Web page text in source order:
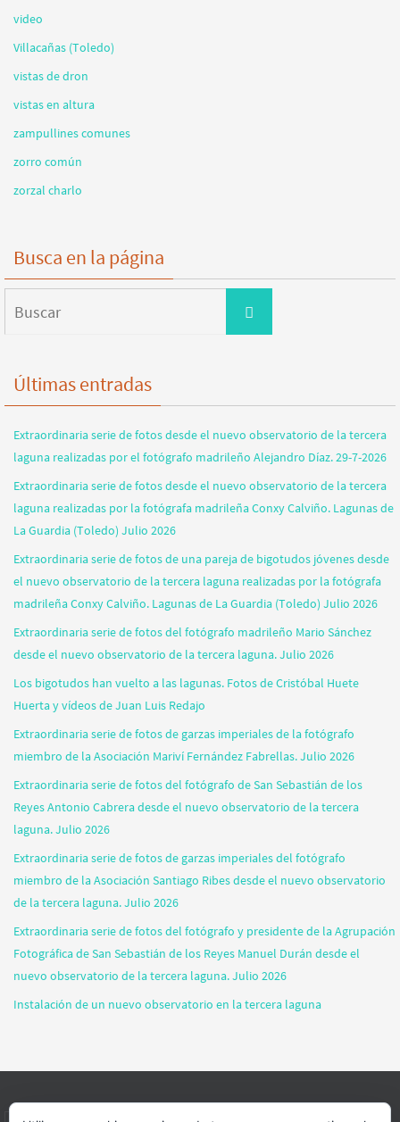
video
Villacañas (Toledo)
vistas de dron
vistas en altura
zampullines comunes
zorro común
zorzal charlo
Busca en la página
Buscar
Últimas entradas
Extraordinaria serie de fotos desde el nuevo observatorio de la tercera
laguna realizadas por el fotógrafo madrileño Alejandro Díaz. 29-7-2026
Extraordinaria serie de fotos desde el nuevo observatorio de la tercera
laguna realizadas por la fotógrafa madrileña Conxy Calviño. Lagunas de
La Guardia (Toledo) Julio 2026
Extraordinaria serie de fotos de una pareja de bigotudos jóvenes desde
el nuevo observatorio de la tercera laguna realizadas por la fotógrafa
madrileña Conxy Calviño. Lagunas de La Guardia (Toledo) Julio 2026
Extraordinaria serie de fotos del fotógrafo madrileño Mario Sánchez
desde el nuevo observatorio de la tercera laguna. Julio 2026
Los bigotudos han vuelto a las lagunas. Fotos de Cristóbal Huete
Huerta y vídeos de Juan Luis Redajo
Extraordinaria serie de fotos de garzas imperiales de la fotógrafo
miembro de la Asociación Mariví Fernández Fabrellas. Julio 2026
Extraordinaria serie de fotos del fotógrafo de San Sebastián de los
Reyes Antonio Cabrera desde el nuevo observatorio de la tercera
laguna. Julio 2026
Extraordinaria serie de fotos de garzas imperiales del fotógrafo
miembro de la Asociación Santiago Ribes desde el nuevo observatorio
de la tercera laguna. Julio 2026
Extraordinaria serie de fotos del fotógrafo y presidente de la Agrupación
Fotográfica de San Sebastián de los Reyes Manuel Durán desde el
nuevo observatorio de la tercera laguna. Julio 2026
Instalación de un nuevo observatorio en la tercera laguna